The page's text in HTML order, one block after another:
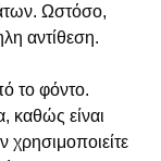
Ωστόσο,
αντίθεση.
το φόντο.
καθώς είναι